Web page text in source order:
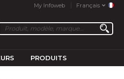
My Infoweb Français
PRODUITS